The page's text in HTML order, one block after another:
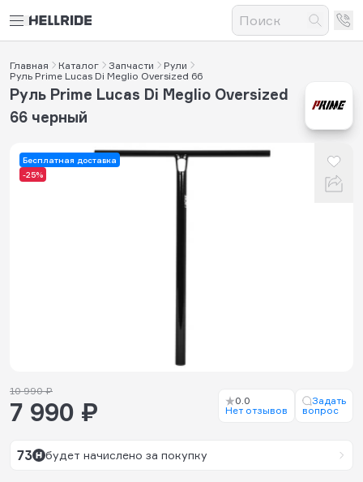
Главная Каталог Запчасти
Рули
Руль Prime Lucas Di Meglio Oversized 66
Бесплатная доставка
-25%
Руль Prime Lucas Di Meglio Oversized
66 черный
10 990 ₽
7 990 ₽
0.0
Нет отзывов
Задать
вопрос
73 будет начислено за покупку